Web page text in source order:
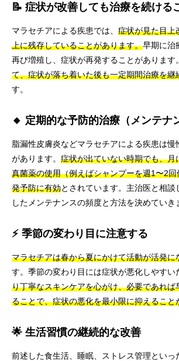
📝 症状が改善しても治療を続ける
マラセチアによる疾患では、 症状が見た目上
上に残存していることがあります。早期に治
再び増殖し、症状が再発することがあります。
て、症状が落ち着いた後も一定期間治療を継
す。
🔸 定期的な予防的治療（メンテナ
脂漏性皮膚炎などマラセチアによる疾患は慢
があります。 症状が出ていない時期でも、月
真菌薬の使用（例えばシャンプーを週1〜2
発予防に有効とされています。主治医と相談
したメンテナンスの頻度と方法を決めていき
⚡ 季節の変わり目に注意する
マラセチアは春から夏にかけて活動が活発に
す。季節の変わり目には症状が悪化しやすい
り丁寧なスキンケアを心がけ、必要であれば
ることで、症状の悪化を最小限に抑えること
🌟 生活習慣の継続的な改善
前述した食生活、睡眠、ストレス管理といっ